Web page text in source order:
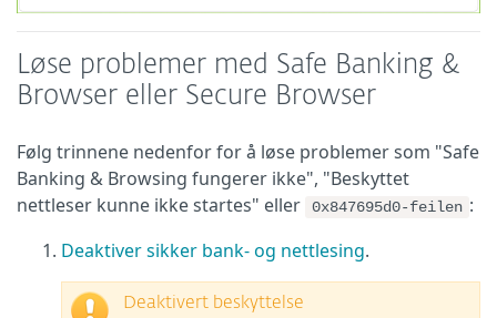
Løse problemer med Safe Banking &
Browser eller Secure Browser
Følg trinnene nedenfor for å løse problemer som "Safe
Banking & Browsing fungerer ikke", "Beskyttet
nettleser kunne ikke startes" eller
0x847695d0-feilen :
Deaktiver sikker bank- og nettlesing.
Deaktivert beskyttelse